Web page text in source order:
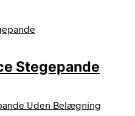
Stegepande